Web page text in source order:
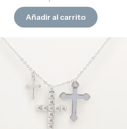
Añadir al carrito